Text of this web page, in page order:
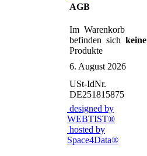
AGB
Im Warenkorb
befinden sich keine
Produkte
6. August 2026
USt-IdNr.
DE251815875
designed by
WEBTIST®
hosted by
Space4Data®